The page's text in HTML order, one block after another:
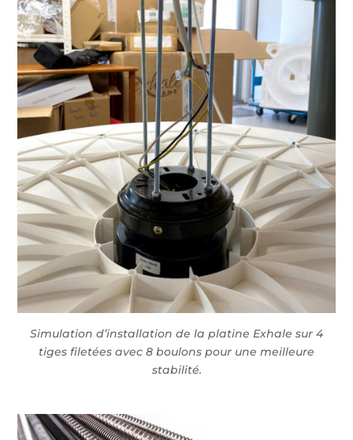
Simulation d’installation de la platine Exhale sur 4
tiges filetées avec 8 boulons pour une meilleure
stabilité.